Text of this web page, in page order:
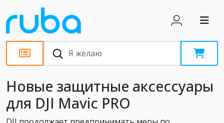
Новости
Новые защитные аксессуары
для DJI Mavic PRO